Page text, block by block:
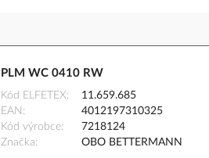
PLM WC 0410 RW
Kód ELFETEX
11.659.685
EAN
4012197310325
Kód výrobce
7218124
Značka
OBO BETTERMANN